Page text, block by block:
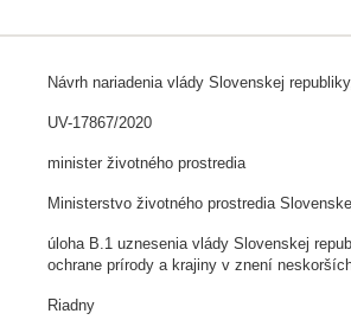
Návrh nariadenia vlády Slovenskej
UV-17867/2020
minister životného prostredia
Ministerstvo životného prostredia
úloha B.1 uznesenia vlády Slovenskej
ochrane prírody a krajiny v znení
Riadny